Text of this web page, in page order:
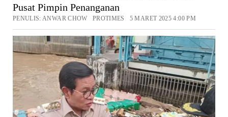
Pusat Pimpin Penanganan
PENULIS: ANWAR CHOW PROTIMES 5 MARET 2025 4:00 PM